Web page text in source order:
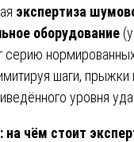
экспертиза
оборудование
серию
шаги, прыжки
уровня
на чём стоит